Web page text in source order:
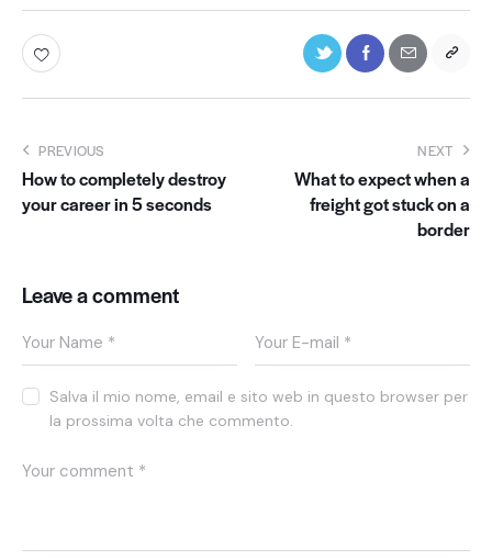
PREVIOUS
How to completely destroy
your career in 5 seconds
NEXT
What to expect when a
freight got stuck on a
border
Leave a comment
Salva il mio nome, email e sito web in questo browser per
la prossima volta che commento.